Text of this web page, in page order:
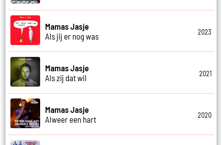
Mamas Jasje
Als jij er nog was
2023
Mamas Jasje
Als zij dat wil
2021
Mamas Jasje
Alweer een hart
2020